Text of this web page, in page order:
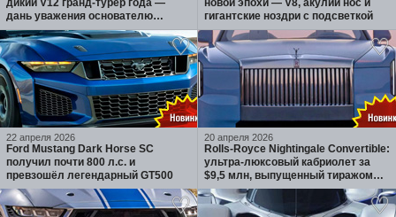
дань уважения основателю
бренда
гигантские ноздри с подсветкой
22 апреля 2026
Ford Mustang Dark Horse SC
получил почти 800 л.с. и
превзошёл легендарный GT500
20 апреля 2026
Rolls-Royce Nightingale Convertible:
ультра-люксовый кабриолет за
$9,5 млн, выпущенный тиражом
100 экземпляров